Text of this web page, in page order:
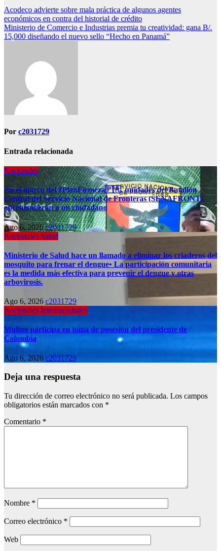
Acodeco advierte sobre mala práctica de algunos agentes
económicos en contra del historial de crédito
Ministerio de Comercio e Industrias premia tu creatividad: gana B/.
15,000 diseñando el nuevo sello “Hecho en Panamá”
Por c2031729
Entrada relacionada
Nacionales
En el marco del #PlanFirmeza🇵🇦, unidades del Batallón
Central del Servicio Nacional de Fronteras (SENAFRONT)
aprehendieron a un ciudadano
Ago 6, 2026c2031729
Nacionales Salud
Ministerio de Salud hace un llamado a eliminar los criaderos del
mosquito para frenar el dengue• La participación comunitaria
es la medida más efectiva para prevenir el dengue y otras
arbovirosis.
Ago 6, 2026 c2031729
Nacionales Internacionales
Mulino participa en toma de posesión del presidente de
Colombia
Ago 6, 2026c2031729
Deja una respuesta
Tu dirección de correo electrónico no será publicada. Los campos
obligatorios están marcados con *
Comentario *
Nombre *
Correo electrónico *
Web